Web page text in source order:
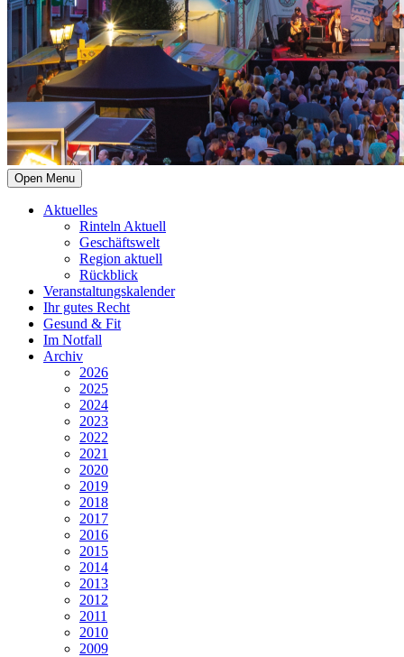
Open Menu
Aktuelles
Rinteln Aktuell
Geschäftswelt
Region aktuell
Rückblick
Veranstaltungskalender
Ihr gutes Recht
Gesund & Fit
Im Notfall
Archiv
2026
2025
2024
2023
2022
2021
2020
2019
2018
2017
2016
2015
2014
2013
2012
2011
2010
2009